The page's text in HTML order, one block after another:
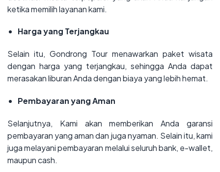
ketika memilih layanan kami.
Harga yang Terjangkau
Selain itu, Gondrong Tour menawarkan paket wisata
dengan harga yang terjangkau, sehingga Anda dapat
merasakan liburan Anda dengan biaya yang lebih hemat.
Pembayaran yang Aman
Selanjutnya, Kami akan memberikan Anda garansi
pembayaran yang aman dan juga nyaman. Selain itu, kami
juga melayani pembayaran melalui seluruh bank, e-wallet,
maupun cash.